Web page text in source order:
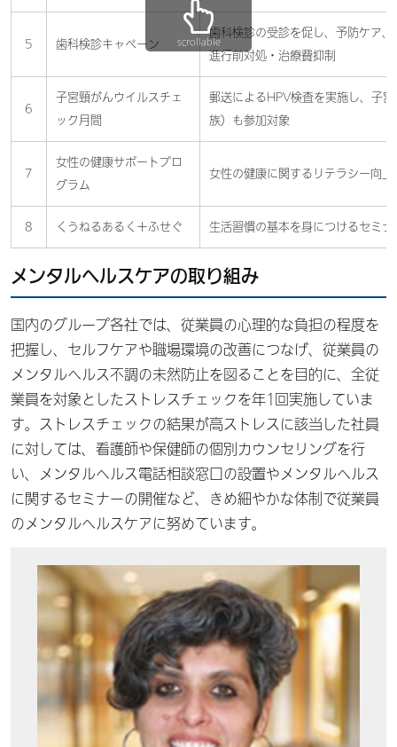
5 歯科検診キャペーン
歯科検診の受診を促し、予防ケア
進行前対処・治療費抑制
6
子宮頸がんウイルスチェ
ック月間
郵送によるHPV検査を実施し、子
族）も参加対象
7
女性の健康サポートプロ
グラム
女性の健康に関するリテラシー向
8 くうねるあるく＋ふせぐ 生活習慣の基本を身につけるセミ
scrollable
メンタルヘルスケアの取り組み
国内のグループ各社では、従業員の心理的な負担の程度を
把握し、セルフケアや職場環境の改善につなげ、従業員の
メンタルヘルス不調の未然防止を図ることを目的に、全従
業員を対象としたストレスチェックを年1回実施していま
す。ストレスチェックの結果が高ストレスに該当した社員
に対しては、看護師や保健師の個別カウンセリングを行
い、メンタルヘルス電話相談窓口の設置やメンタルヘルス
に関するセミナーの開催など、きめ細やかな体制で従業員
のメンタルヘルスケアに努めています。